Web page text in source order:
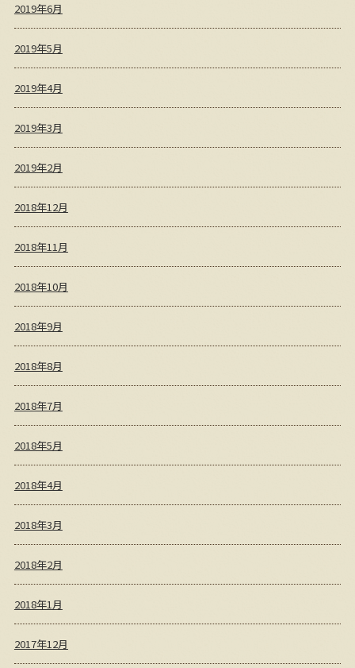
2019年6月
2019年5月
2019年4月
2019年3月
2019年2月
2018年12月
2018年11月
2018年10月
2018年9月
2018年8月
2018年7月
2018年5月
2018年4月
2018年3月
2018年2月
2018年1月
2017年12月